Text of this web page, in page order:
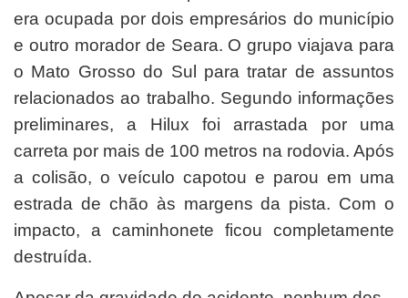
era ocupada por dois empresários do município
e outro morador de Seara. O grupo viajava para
o Mato Grosso do Sul para tratar de assuntos
relacionados ao trabalho. Segundo informações
preliminares, a Hilux foi arrastada por uma
carreta por mais de 100 metros na rodovia. Após
a colisão, o veículo capotou e parou em uma
estrada de chão às margens da pista. Com o
impacto, a caminhonete ficou completamente
destruída.